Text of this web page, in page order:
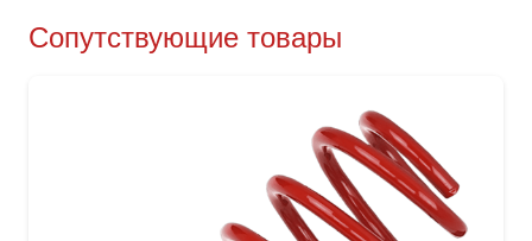
Сопутствующие товары